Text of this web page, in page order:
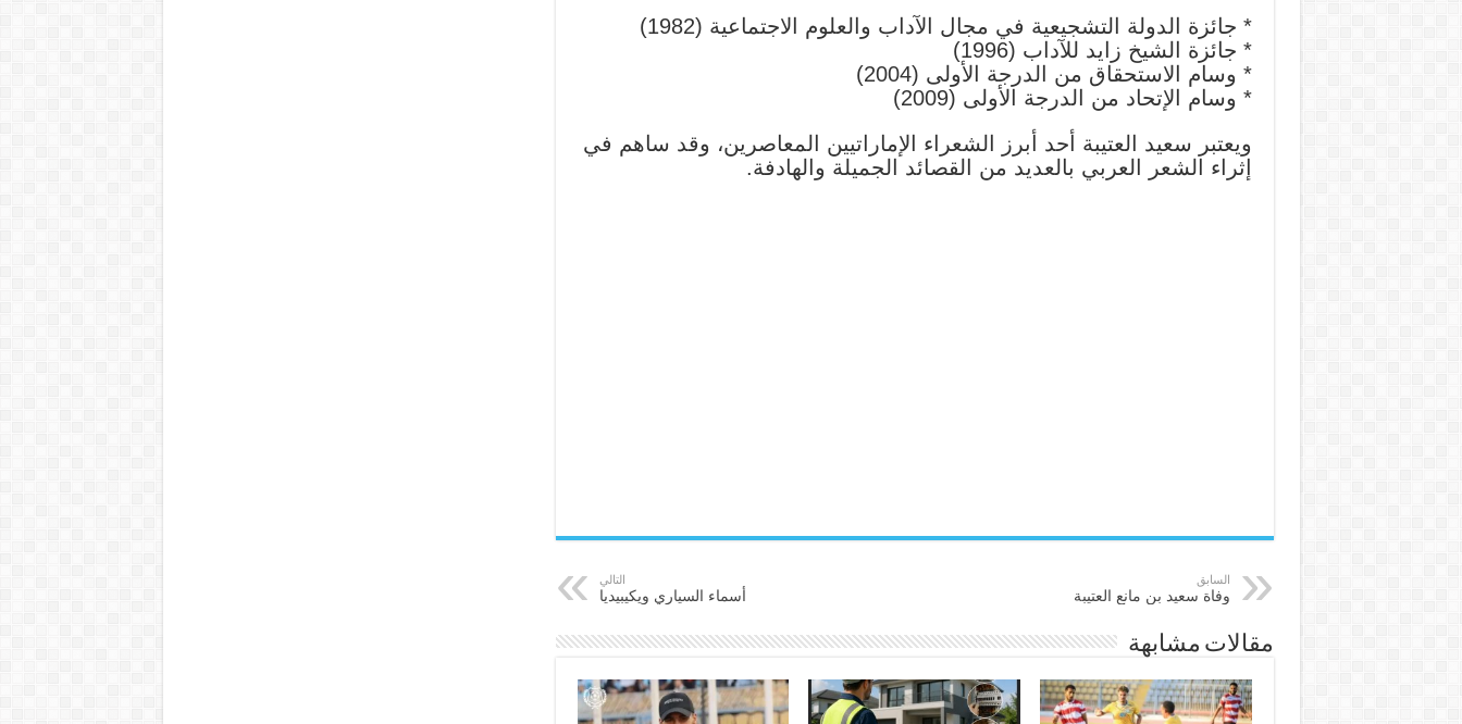
* جائزة الدولة التشجيعية في مجال الآداب والعلوم الاجتماعية (1982)
* جائزة الشيخ زايد للآداب (1996)
* وسام الاستحقاق من الدرجة الأولى (2004)
* وسام الإتحاد من الدرجة الأولى (2009)
ويعتبر سعيد العتيبة أحد أبرز الشعراء الإماراتيين المعاصرين، وقد ساهم في
إثراء الشعر العربي بالعديد من القصائد الجميلة والهادفة.
السابق
وفاة سعيد بن مانع العتيبة
التالي
أسماء السياري ويكيبيديا
مقالات مشابهة